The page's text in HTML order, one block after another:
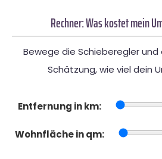
Rechner: Was kostet mein
Bewege die Schieberegler
Schätzung, wie viel dein
Entfernung in km:
Wohnfläche in qm: